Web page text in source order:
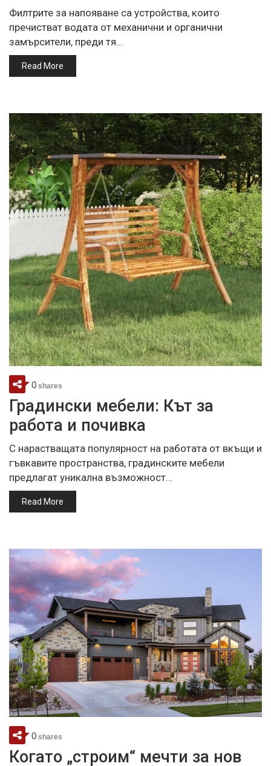
Филтрите за напояване са устройства, които
пречистват водата от механични и органични
замърсители, преди тя…
Read More
0shares
Градински мебели: Кът за
работа и почивка
С нарастващата популярност на работата от вкъщи и
гъвкавите пространства, градинските мебели
предлагат уникална възможност…
Read More
0shares
Когато „строим“ мечти за нов